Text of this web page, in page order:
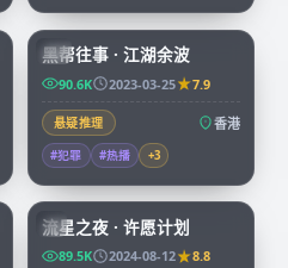
HK
99:41
黑帮往事 · 江湖余波
90.6K 2023-03-25 7.9
悬疑推理 香港
#犯罪 #热播 +3
JP
流星之夜 · 许愿计划
89.5K 2024-08-12 8.8